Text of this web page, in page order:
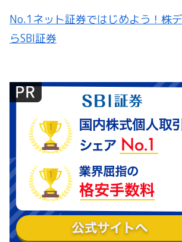
No.1ネット証券ではじめよう！株
らSBI証券